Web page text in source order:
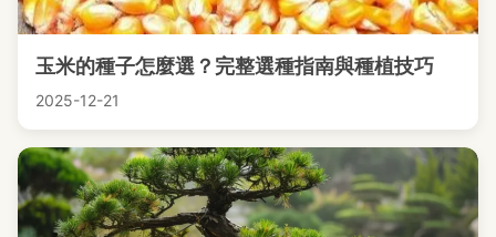
玉米的種子怎麼選？完整選種指南與種植技巧
2025-12-21